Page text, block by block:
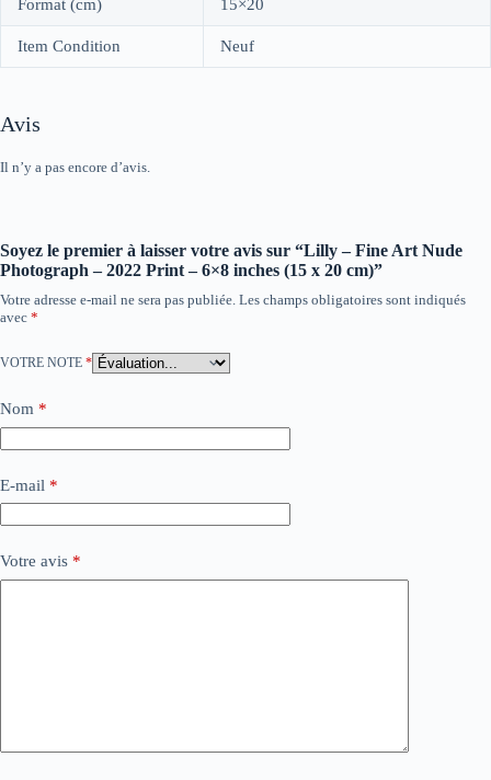
Format (cm) 15×20
Item Condition Neuf
Avis
Il n’y a pas encore d’avis.
Soyez le premier à laisser votre avis sur “Lilly – Fine Art Nude
Photograph – 2022 Print – 6×8 inches (15 x 20 cm)”
Votre adresse e-mail ne sera pas publiée. Les champs obligatoires sont indiqués
avec *
VOTRE NOTE *
Nom *
E-mail *
Votre avis *